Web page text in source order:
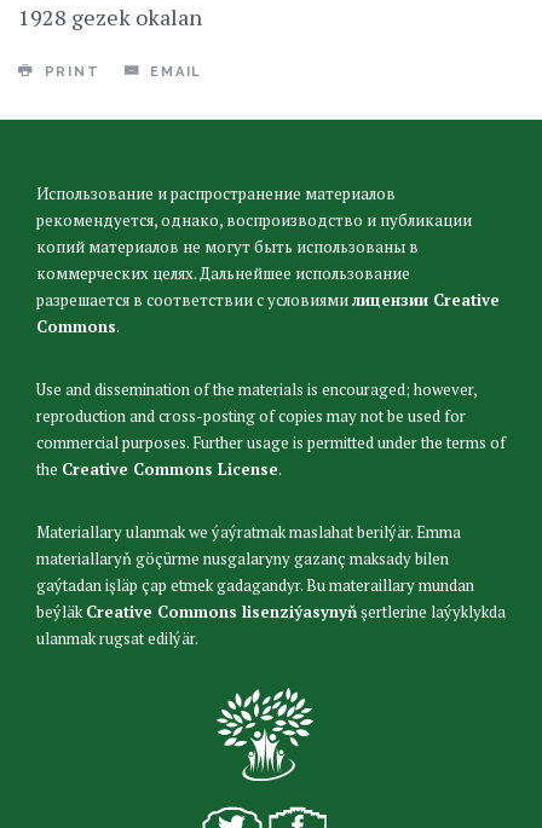
1928 gezek okalan
PRINT EMAIL
Использование и распространение материалов
рекомендуется, однако, воспроизводство и публикации
копий материалов не могут быть использованы в
коммерческих целях. Дальнейшее использование
разрешается в соответствии с условиямилицензии Creative
Commons.
Use and dissemination of the materials is encouraged; however,
reproduction and cross-posting of copies may not be used for
commercial purposes. Further usage is permitted under the terms of
the Creative Commons License.
Materiallary ulanmak we ýaýratmak maslahat berilýär. Emma
materiallaryň göçürme nusgalaryny gazanç maksady bilen
gaýtadan işläp çap etmek gadagandyr. Bu materaillary mundan
beýläkCreative Commons lisenziýasynyňşertlerine laýyklykda
ulanmak rugsat edilýär.